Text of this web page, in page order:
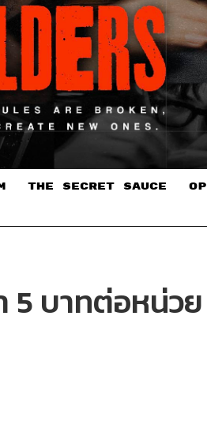
THE SECRET SAUCE​
5 บาทต่อหน่ว